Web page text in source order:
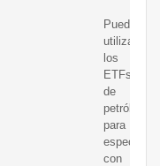
Puedes
utilizar
los
ETFs
de
petróleo
para
especular
con